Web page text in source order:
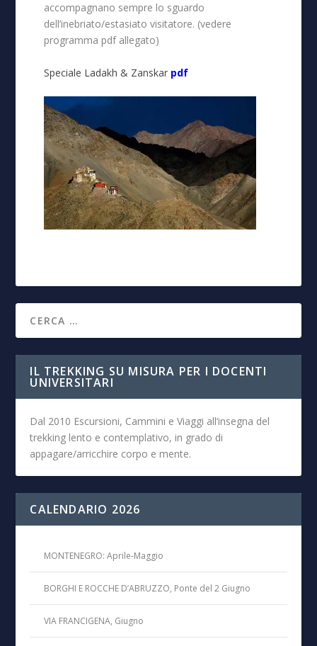
accompagnano sempre lo sguardo
dell’inebriato/estasiato visitatore. (vedere
programma pdf allegato)
Speciale Ladakh & Zanskar pdf
IL TREKKING SU MISURA PER I DOCENTI
UNIVERSITARI
Dal 2010 Escursioni, Cammini e Viaggi all’insegna del
trekking lento e contemplativo, in grado di
appagare/arricchire corpo e mente.
CALENDARIO 2026
MONTENEGRO: Aprile-Maggio
BORGHI E ROCCHE D’ABRUZZO, Ponte del 2 Giugno
VIA FRANCIGENA, Giugno